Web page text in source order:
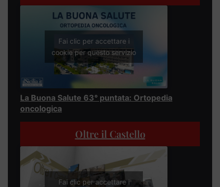
Fai clic per accettare i
cookie per questo servizio
La Buona Salute 63° puntata: Ortopedia
oncologica
Oltre il Castello
Fai clic per accettare i